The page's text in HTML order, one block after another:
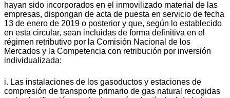
hayan sido incorporados en el inmovilizado material de las
empresas, dispongan de acta de puesta en servicio de fecha
13 de enero de 2019 o posterior y que, según lo establecido
en esta circular, sean incluidas de forma definitiva en el
régimen retributivo por la Comisión Nacional de los
Mercados y la Competencia con retribución por inversión
individualizada:
i. Las instalaciones de los gasoductos y estaciones de
compresión de transporte primario de gas natural recogidas